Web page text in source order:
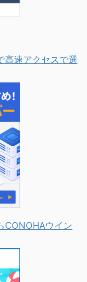
高速アクセスで選
CONOHAウイン